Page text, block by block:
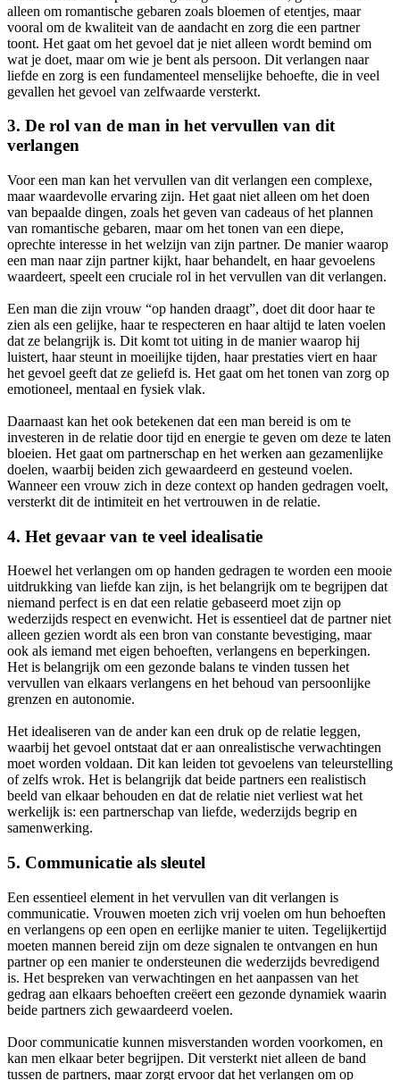
alleen om romantische gebaren zoals bloemen of etentjes, maar
vooral om de kwaliteit van de aandacht en zorg die een partner
toont. Het gaat om het gevoel dat je niet alleen wordt bemind om
wat je doet, maar om wie je bent als persoon. Dit verlangen naar
liefde en zorg is een fundamenteel menselijke behoefte, die in veel
gevallen het gevoel van zelfwaarde versterkt.
3. De rol van de man in het vervullen van dit
verlangen
Voor een man kan het vervullen van dit verlangen een complexe,
maar waardevolle ervaring zijn. Het gaat niet alleen om het doen
van bepaalde dingen, zoals het geven van cadeaus of het plannen
van romantische gebaren, maar om het tonen van een diepe,
oprechte interesse in het welzijn van zijn partner. De manier waarop
een man naar zijn partner kijkt, haar behandelt, en haar gevoelens
waardeert, speelt een cruciale rol in het vervullen van dit verlangen.
Een man die zijn vrouw “op handen draagt”, doet dit door haar te
zien als een gelijke, haar te respecteren en haar altijd te laten voelen
dat ze belangrijk is. Dit komt tot uiting in de manier waarop hij
luistert, haar steunt in moeilijke tijden, haar prestaties viert en haar
het gevoel geeft dat ze geliefd is. Het gaat om het tonen van zorg op
emotioneel, mentaal en fysiek vlak.
Daarnaast kan het ook betekenen dat een man bereid is om te
investeren in de relatie door tijd en energie te geven om deze te laten
bloeien. Het gaat om partnerschap en het werken aan gezamenlijke
doelen, waarbij beiden zich gewaardeerd en gesteund voelen.
Wanneer een vrouw zich in deze context op handen gedragen voelt,
versterkt dit de intimiteit en het vertrouwen in de relatie.
4. Het gevaar van te veel idealisatie
Hoewel het verlangen om op handen gedragen te worden een mooie
uitdrukking van liefde kan zijn, is het belangrijk om te begrijpen dat
niemand perfect is en dat een relatie gebaseerd moet zijn op
wederzijds respect en evenwicht. Het is essentieel dat de partner niet
alleen gezien wordt als een bron van constante bevestiging, maar
ook als iemand met eigen behoeften, verlangens en beperkingen.
Het is belangrijk om een gezonde balans te vinden tussen het
vervullen van elkaars verlangens en het behoud van persoonlijke
grenzen en autonomie.
Het idealiseren van de ander kan een druk op de relatie leggen,
waarbij het gevoel ontstaat dat er aan onrealistische verwachtingen
moet worden voldaan. Dit kan leiden tot gevoelens van teleurstelling
of zelfs wrok. Het is belangrijk dat beide partners een realistisch
beeld van elkaar behouden en dat de relatie niet verliest wat het
werkelijk is: een partnerschap van liefde, wederzijds begrip en
samenwerking.
5. Communicatie als sleutel
Een essentieel element in het vervullen van dit verlangen is
communicatie. Vrouwen moeten zich vrij voelen om hun behoeften
en verlangens op een open en eerlijke manier te uiten. Tegelijkertijd
moeten mannen bereid zijn om deze signalen te ontvangen en hun
partner op een manier te ondersteunen die wederzijds bevredigend
is. Het bespreken van verwachtingen en het aanpassen van het
gedrag aan elkaars behoeften creëert een gezonde dynamiek waarin
beide partners zich gewaardeerd voelen.
Door communicatie kunnen misverstanden worden voorkomen, en
kan men elkaar beter begrijpen. Dit versterkt niet alleen de band
tussen de partners, maar zorgt ervoor dat het verlangen om op